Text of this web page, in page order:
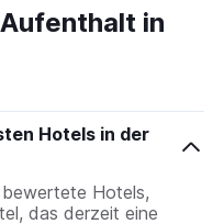
in
Hotels in der
Hotels,
das derzeit eine